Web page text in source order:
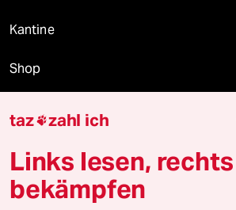
Kantine
Shop
Fragen & Hilfe
taz zahl ich
Links lesen, rechts
bekämpfen